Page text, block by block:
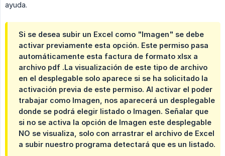
ayuda.
Si se desea subir un Excel como "Imagen" se debe
activar previamente esta opción. Este permiso pasa
automáticamente esta factura de formato xlsx a
archivo pdf .La visualización de este tipo de archivo
en el desplegable solo aparece si se ha solicitado la
activación previa de este permiso. Al activar el poder
trabajar como Imagen, nos aparecerá un desplegable
donde se podrá elegir listado o Imagen. Señalar que
si no se activa la opción de Imagen este desplegable
NO se visualiza, solo con arrastrar el archivo de Excel
a subir nuestro programa detectará que es un listado.